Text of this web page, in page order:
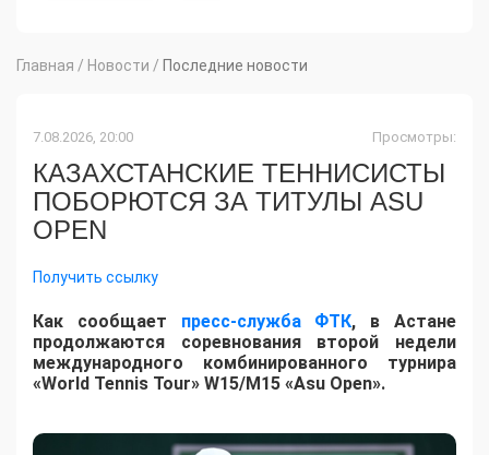
Главная / Новости / Последние новости
7.08.2026, 20:00 Просмотры:
КАЗАХСТАНСКИЕ ТЕННИСИСТЫ
ПОБОРЮТСЯ ЗА ТИТУЛЫ ASU
OPEN
Получить ссылку
Как сообщает пресс-служба ФТК, в Астане
продолжаются соревнования второй недели
международного комбинированного турнира
«World Tennis Tour» W15/M15 «Asu Open».